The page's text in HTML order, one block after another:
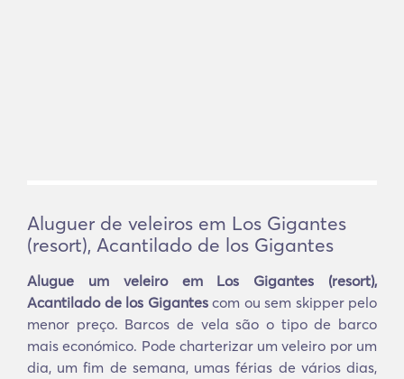
Aluguer de veleiros em Los Gigantes
(resort), Acantilado de los Gigantes
Alugue um veleiro em Los Gigantes (resort),
Acantilado de los Gigantescom ou sem skipper pelo
menor preço. Barcos de vela são o tipo de barco
mais económico. Pode charterizar um veleiro por um
dia, um fim de semana, umas férias de vários dias,